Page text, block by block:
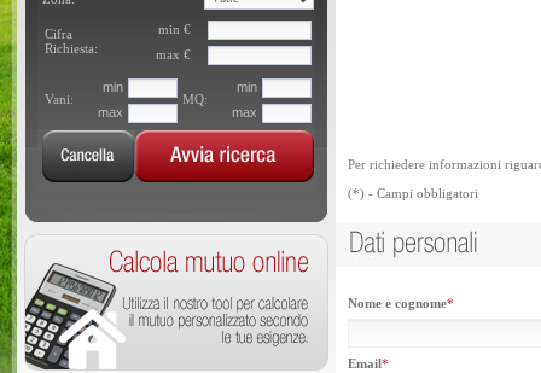
Per richiedere informazioni
(*) - Campi obbligatori
Nome e cognome*
Email*